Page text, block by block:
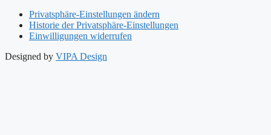
Privatsphäre-Einstellungen ändern
Historie der Privatsphäre-Einstellungen
Einwilligungen widerrufen
Designed by VIPA Design